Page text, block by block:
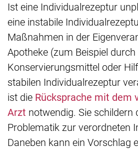
Ist eine Individualrezeptur
eine instabile
Maßnahmen in der
Apotheke (zum Beispiel durch
Konservierungsmittel oder
stabilen Individualrezeptur
ist die Rücksprache mit dem
Arzt notwendig. Sie schildern
Problematik zur verordneten
Daneben kann ein Vorschlag